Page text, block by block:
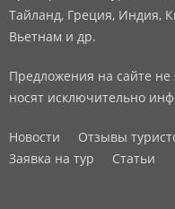
Тайланд, Греция, Индия,
Вьетнам и др.
Предложения на сайте
носят исключительно
Новости Отзывы
Заявка на тур
Статьи